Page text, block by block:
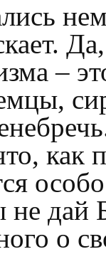
–
как
не дай
о